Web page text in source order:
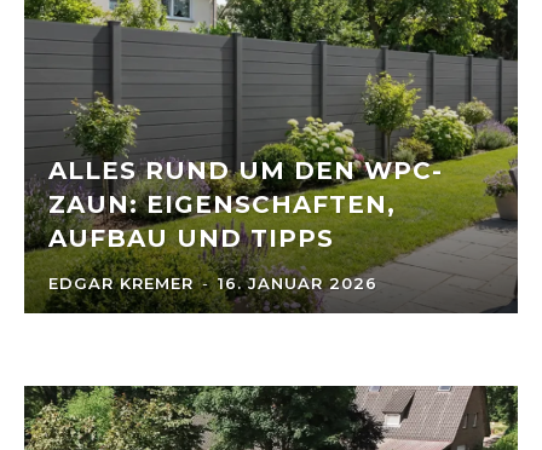
ALLES RUND UM DEN WPC-
ZAUN: EIGENSCHAFTEN,
AUFBAU UND TIPPS
EDGAR KREMER - 16. JANUAR 2026